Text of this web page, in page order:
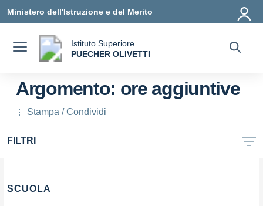
Ministero dell'Istruzione e del Merito
Istituto Superiore
PUECHER OLIVETTI
Argomento: ore aggiuntive
Stampa / Condividi
FILTRI
Filtri
SCUOLA